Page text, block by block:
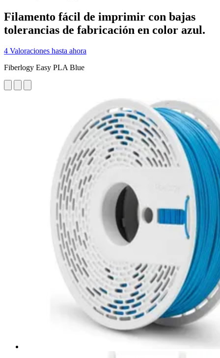
Filamento fácil de imprimir con bajas
tolerancias de fabricación en color azul.
4 Valoraciones hasta ahora
Fiberlogy Easy PLA Blue